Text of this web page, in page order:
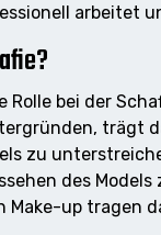
arbeitet
bei der
trägt
zu
des
up tragen